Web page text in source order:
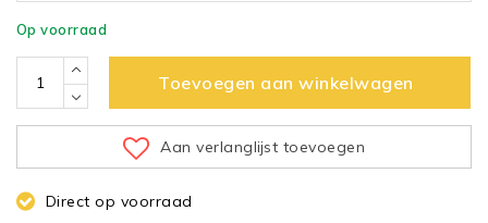
Op voorraad
Toevoegen aan winkelwagen
Aan verlanglijst toevoegen
Direct op voorraad